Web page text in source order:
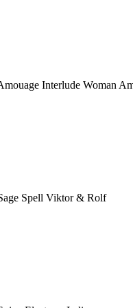
Interlude Woman
Spell Viktor & Rolf